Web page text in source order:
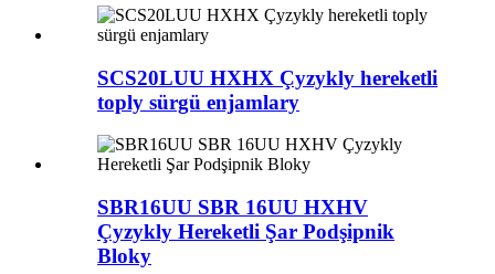
SCS20LUU HXHX Çyzykly hereketli
toply sürgü enjamlary
SBR16UU SBR 16UU HXHV
Çyzykly Hereketli Şar Podşipnik
Bloky